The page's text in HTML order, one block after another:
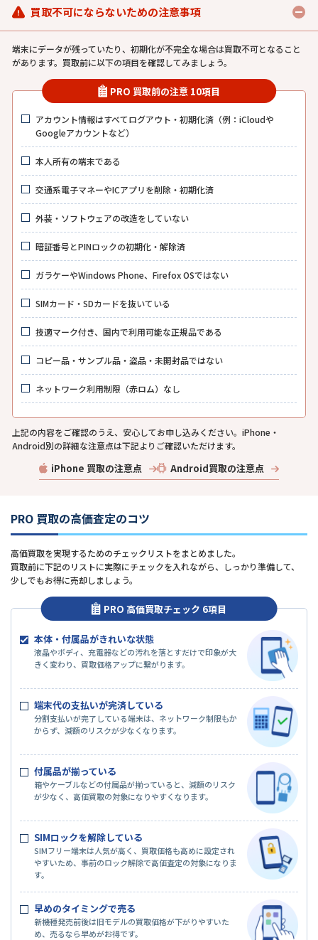
買取不可にならないための注意事項
端末にデータが残っていたり、初期化が不完全な場合は買取不可となること
があります。買取前に以下の項目を確認してみましょう。
PRO 買取前の注意 10項目
アカウント情報はすべてログアウト・初期化済（例：iCloudや
Googleアカウントなど）
本人所有の端末である
交通系電子マネーやICアプリを削除・初期化済
外装・ソフトウェアの改造をしていない
暗証番号とPINロックの初期化・解除済
ガラケーやWindows Phone、Firefox OSではない
SIMカード・SDカードを抜いている
技適マーク付き、国内で利用可能な正規品である
コピー品・サンプル品・盗品・未開封品ではない
ネットワーク利用制限（赤ロム）なし
上記の内容をご確認のうえ、安心してお申し込みください。iPhone・
Android別の詳細な注意点は下記よりご確認いただけます。
iPhone 買取の注意点 Android買取の注意点
PRO 買取の高価査定のコツ
高価買取を実現するためのチェックリストをまとめました。
買取前に下記のリストに実際にチェックを入れながら、しっかり準備して、
少しでもお得に売却しましょう。
PRO 高価買取チェック 6項目
本体・付属品がきれいな状態
液晶やボディ、充電器などの汚れを落とすだけで印象が大
きく変わり、買取価格アップに繋がります。
端末代の支払いが完済している
分割支払いが完了している端末は、ネットワーク制限もか
からず、減額のリスクが少なくなります。
付属品が揃っている
箱やケーブルなどの付属品が揃っていると、減額のリスク
が少なく、高価買取の対象になりやすくなります。
SIMロックを解除している
SIMフリー端末は人気が高く、買取価格も高めに設定され
やすいため、事前のロック解除で高価査定の対象になりま
す。
早めのタイミングで売る
新機種発売前後は旧モデルの買取価格が下がりやすいた
め、売るなら早めがお得です。